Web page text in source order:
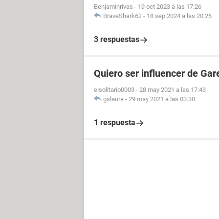
Benjaminrivas - 19 oct 2023 a las 17:26
BraveShark62 - 18 sep 2024 a las 20:26
3 respuestas
Quiero ser influencer de
elsolitario0003 - 28 may 2021 a las 17:43
gslaura - 29 may 2021 a las 03:30
1 respuesta